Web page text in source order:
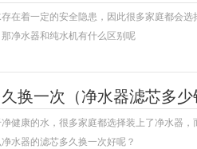
在着一定的安全隐患，因此很多家庭都会
净水器和纯水机有什么区别呢
换一次（净水器滤芯多少
健康的水，很多家庭都选择装上了净水器
水器的滤芯多久换一次好呢？